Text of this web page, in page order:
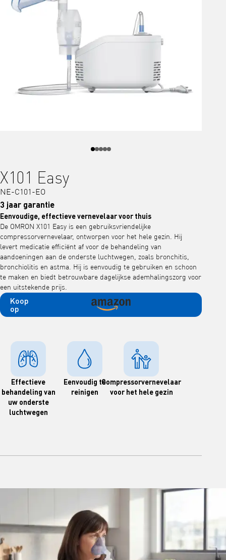
X101 Easy
NE-C101-EO
3 jaar garantie
Eenvoudige, effectieve vernevelaar voor thuis
De OMRON X101 Easy is een gebruiksvriendelijke
compressorvernevelaar, ontworpen voor het hele gezin. Hij
levert medicatie efficiënt af voor de behandeling van
aandoeningen aan de onderste luchtwegen, zoals bronchitis,
bronchiolitis en astma. Hij is eenvoudig te gebruiken en schoon
te maken en biedt betrouwbare dagelijkse ademhalingszorg voor
een uitstekende prijs.
Koop
op
Effectieve
behandeling van
uw onderste
luchtwegen
Eenvoudig te
reinigen
Compressorvernevelaar
voor het hele gezin